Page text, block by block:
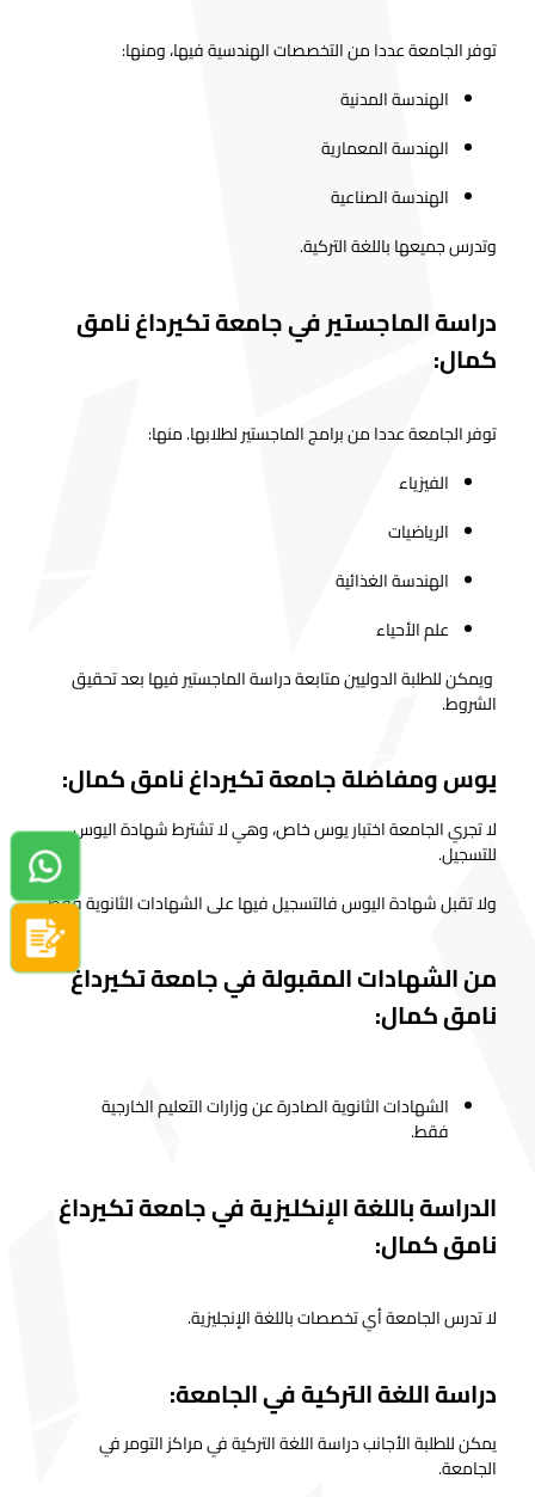
توفر الجامعة عددا من التخصصات الهندسية فيها، ومنها:
الهندسة المدنية
الهندسة المعمارية
الهندسة الصناعية
وتدرس جميعها باللغة التركية.
دراسة الماجستير في جامعة تكيرداغ نامق
كمال:
توفر الجامعة عددا من برامج الماجستير لطلابها. منها:
الفيزياء
الرياضيات
الهندسة الغذائية
علم الأحياء
ويمكن للطلبة الدوليين متابعة دراسة الماجستير فيها بعد تحقيق
الشروط.
يوس ومفاضلة جامعة تكيرداغ نامق كمال:
لا تجري الجامعة اختبار يوس خاص، وهي لا تشترط شهادة اليوس
للتسجيل.
ولا تقبل شهادة اليوس فالتسجيل فيها على الشهادات الثانوية فقط.
من الشهادات المقبولة في جامعة تكيرداغ
نامق كمال:
الشهادات الثانوية الصادرة عن وزارات التعليم الخارجية
فقط.
الدراسة باللغة الإنكليزية في جامعة تكيرداغ
نامق كمال:
لا تدرس الجامعة أي تخصصات باللغة الإنجليزية.
دراسة اللغة التركية في الجامعة:
يمكن للطلبة الأجانب دراسة اللغة التركية في مراكز التومر في
الجامعة.
سجل الآن